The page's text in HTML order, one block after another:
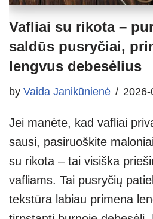
Vafliai su rikota –
saldūs pusryčiai,
lengvus debesėlius
by Vaida Janikūnienė
Jei manėte, kad vafliai
sausi, pasiruoškite
su rikota – tai visiška
vafliams. Tai pusryčių
tekstūra labiau primena